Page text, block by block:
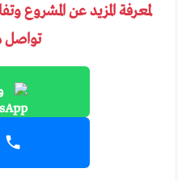
لمعرفة المزيد عن المشروع
تواصل